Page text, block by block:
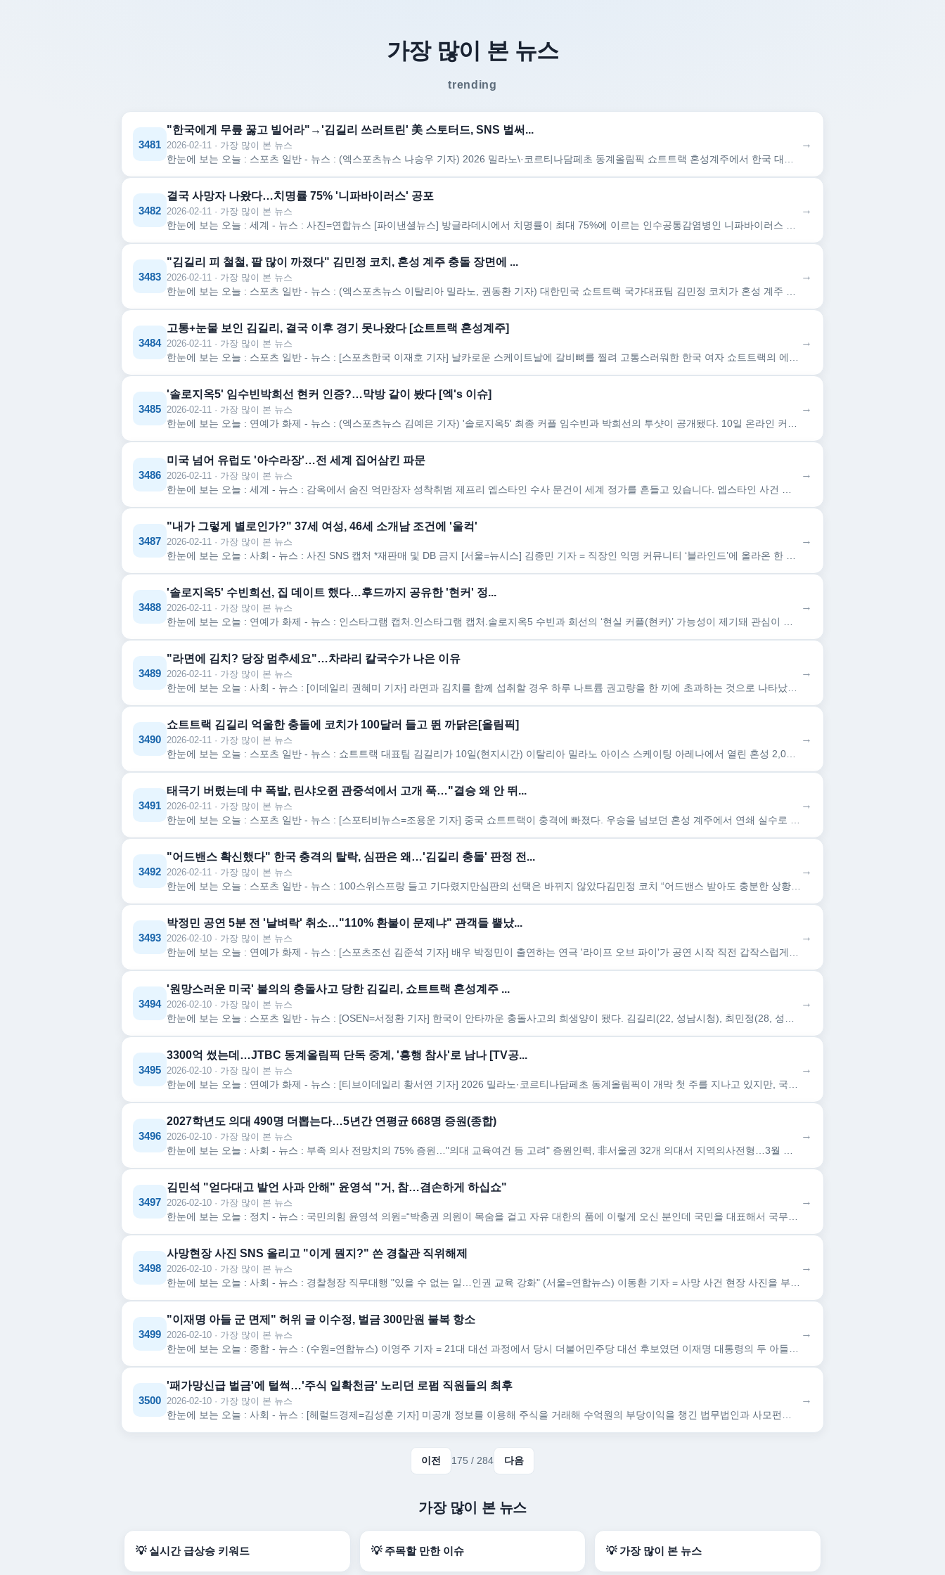
가장 많이 본 뉴스
trending
3481
"한국에게 무릎 꿇고 빌어라"→'김길리 쓰러트린' 美 스토터드, SNS 벌써...
2026-02-11 · 가장 많이 본 뉴스
한눈에 보는 오늘 : 스포츠 일반 - 뉴스 : (엑스포츠뉴스 나승우 기자) 2026 밀라노\·코르티나담페초 동계올림픽 쇼트트랙 혼성계주에서 한국 대표팀이 억울하게 탈락한 가운데, …
→
3482
결국 사망자 나왔다…치명률 75% '니파바이러스' 공포
2026-02-11 · 가장 많이 본 뉴스
한눈에 보는 오늘 : 세계 - 뉴스 : 사진=연합뉴스 [파이낸셜뉴스] 방글라데시에서 치명률이 최대 75%에 이르는 인수공통감염병인 니파바이러스 감염에 따른 사망 사례가 보고됐다. …
→
3483
"김길리 피 철철, 팔 많이 까졌다" 김민정 코치, 혼성 계주 충돌 장면에 ...
2026-02-11 · 가장 많이 본 뉴스
한눈에 보는 오늘 : 스포츠 일반 - 뉴스 : (엑스포츠뉴스 이탈리아 밀라노, 권동환 기자) 대한민국 쇼트트랙 국가대표팀 김민정 코치가 혼성 계주 판정 결과에 아쉬움을 드러냈다. …
→
3484
고통+눈물 보인 김길리, 결국 이후 경기 못나왔다 [쇼트트랙 혼성계주]
2026-02-11 · 가장 많이 본 뉴스
한눈에 보는 오늘 : 스포츠 일반 - 뉴스 : [스포츠한국 이재호 기자] 날카로운 스케이트날에 갈비뼈를 찔려 고통스러워한 한국 여자 쇼트트랙의 에이스 김길리. 이제 막 시작한 쇼트…
→
3485
'솔로지옥5' 임수빈박희선 현커 인증?…막방 같이 봤다 [엑's 이슈]
2026-02-11 · 가장 많이 본 뉴스
한눈에 보는 오늘 : 연예가 화제 - 뉴스 : (엑스포츠뉴스 김예은 기자) '솔로지옥5' 최종 커플 임수빈과 박희선의 투샷이 공개됐다. 10일 온라인 커뮤니티 등에서는 넷플릭스 예…
→
3486
미국 넘어 유럽도 '아수라장'…전 세계 집어삼킨 파문
2026-02-11 · 가장 많이 본 뉴스
한눈에 보는 오늘 : 세계 - 뉴스 : 감옥에서 숨진 억만장자 성착취범 제프리 엡스타인 수사 문건이 세계 정가를 흔들고 있습니다. 엡스타인 사건 피해 여성에게 안마를 받는 사진이 …
→
3487
"내가 그렇게 별로인가?" 37세 여성, 46세 소개남 조건에 '울컥'
2026-02-11 · 가장 많이 본 뉴스
한눈에 보는 오늘 : 사회 - 뉴스 : 사진 SNS 캡처 *재판매 및 DB 금지 [서울=뉴시스] 김종민 기자 = 직장인 익명 커뮤니티 ‘블라인드’에 올라온 한 여성의 하소연이 온라…
→
3488
'솔로지옥5' 수빈희선, 집 데이트 했다…후드까지 공유한 '현커' 정...
2026-02-11 · 가장 많이 본 뉴스
한눈에 보는 오늘 : 연예가 화제 - 뉴스 : 인스타그램 캡처.인스타그램 캡처.솔로지옥5 수빈과 희선의 ‘현실 커플(현커)’ 가능성이 제기돼 관심이 쏠리고 있다.10일 오후 넷플릭…
→
3489
"라면에 김치? 당장 멈추세요"…차라리 칼국수가 나은 이유
2026-02-11 · 가장 많이 본 뉴스
한눈에 보는 오늘 : 사회 - 뉴스 : [이데일리 권혜미 기자] 라면과 김치를 함께 섭취할 경우 하루 나트륨 권고량을 한 끼에 초과하는 것으로 나타났다.10일 식품의약품안전처 산하…
→
3490
쇼트트랙 김길리 억울한 충돌에 코치가 100달러 들고 뛴 까닭은[올림픽]
2026-02-11 · 가장 많이 본 뉴스
한눈에 보는 오늘 : 스포츠 일반 - 뉴스 : 쇼트트랙 대표팀 김길리가 10일(현지시간) 이탈리아 밀라노 아이스 스케이팅 아레나에서 열린 혼성 2,000m 계주 준결승 경기를 마치…
→
3491
태극기 버렸는데 中 폭발, 린샤오쥔 관중석에서 고개 푹…"결승 왜 안 뛰...
2026-02-11 · 가장 많이 본 뉴스
한눈에 보는 오늘 : 스포츠 일반 - 뉴스 : [스포티비뉴스=조용운 기자] 중국 쇼트트랙이 충격에 빠졌다. 우승을 넘보던 혼성 계주에서 연쇄 실수로 메달권에서 밀려났다. 무엇보다 …
→
3492
"어드밴스 확신했다" 한국 충격의 탈락, 심판은 왜…'김길리 충돌' 판정 전...
2026-02-11 · 가장 많이 본 뉴스
한눈에 보는 오늘 : 스포츠 일반 - 뉴스 : 100스위스프랑 들고 기다렸지만심판의 선택은 바뀌지 않았다김민정 코치 “어드밴스 받아도 충분한 상황”바뀌지 않은 판정…남은 경기에 집…
→
3493
박정민 공연 5분 전 '날벼락' 취소…"110% 환불이 문제냐" 관객들 뿔났...
2026-02-10 · 가장 많이 본 뉴스
한눈에 보는 오늘 : 연예가 화제 - 뉴스 : [스포츠조선 김준석 기자] 배우 박정민이 출연하는 연극 '라이프 오브 파이'가 공연 시작 직전 갑작스럽게 취소되는 초유의 사태가 발생…
→
3494
'원망스러운 미국' 불의의 충돌사고 당한 김길리, 쇼트트랙 혼성계주 ...
2026-02-10 · 가장 많이 본 뉴스
한눈에 보는 오늘 : 스포츠 일반 - 뉴스 : [OSEN=서정환 기자] 한국이 안타까운 충돌사고의 희생양이 됐다. 김길리(22, 성남시청), 최민정(28, 성남시청), 신동민(21…
→
3495
3300억 썼는데…JTBC 동계올림픽 단독 중계, '흥행 참사'로 남나 [TV공...
2026-02-10 · 가장 많이 본 뉴스
한눈에 보는 오늘 : 연예가 화제 - 뉴스 : [티브이데일리 황서연 기자] 2026 밀라노·코르티나담페초 동계올림픽이 개막 첫 주를 지나고 있지만, 국내 분위기는 예년과 사뭇 다르…
→
3496
2027학년도 의대 490명 더뽑는다…5년간 연평균 668명 증원(종합)
2026-02-10 · 가장 많이 본 뉴스
한눈에 보는 오늘 : 사회 - 뉴스 : 부족 의사 전망치의 75% 증원…"의대 교육여건 등 고려" 증원인력, 非서울권 32개 의대서 지역의사전형…3월 대학별 배정 발표 (서울=연합…
→
3497
김민석 "얻다대고 발언 사과 안해" 윤영석 "거, 참…겸손하게 하십쇼"
2026-02-10 · 가장 많이 본 뉴스
한눈에 보는 오늘 : 정치 - 뉴스 : 국민의힘 윤영석 의원=“박충권 의원이 목숨을 걸고 자유 대한의 품에 이렇게 오신 분인데 국민을 대표해서 국무총리께 질문을 하고, 제가 들어보…
→
3498
사망현장 사진 SNS 올리고 "이게 뭔지?" 쓴 경찰관 직위해제
2026-02-10 · 가장 많이 본 뉴스
한눈에 보는 오늘 : 사회 - 뉴스 : 경찰청장 직무대행 "있을 수 없는 일…인권 교육 강화" (서울=연합뉴스) 이동환 기자 = 사망 사건 현장 사진을 부적절한 문구와 함께 자신의…
→
3499
"이재명 아들 군 면제" 허위 글 이수정, 벌금 300만원 불복 항소
2026-02-10 · 가장 많이 본 뉴스
한눈에 보는 오늘 : 종합 - 뉴스 : (수원=연합뉴스) 이영주 기자 = 21대 대선 과정에서 당시 더불어민주당 대선 후보였던 이재명 대통령의 두 아들이 군대 면제를 받았다는 허위…
→
3500
'패가망신급 벌금'에 털썩…'주식 일확천금' 노리던 로펌 직원들의 최후
2026-02-10 · 가장 많이 본 뉴스
한눈에 보는 오늘 : 사회 - 뉴스 : [헤럴드경제=김성훈 기자] 미공개 정보를 이용해 주식을 거래해 수억원의 부당이익을 챙긴 법무법인과 사모펀드 운용사 직원 등이 1심에서 실형과…
→
이전 175 / 284 다음
가장 많이 본 뉴스
💡 실시간 급상승 키워드 💡 주목할 만한 이슈 💡 가장 많이 본 뉴스